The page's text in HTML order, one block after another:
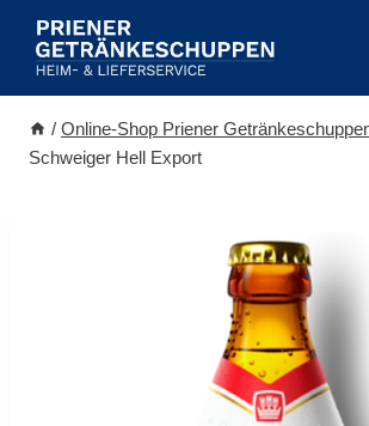
Zum
Inhalt
springen
/ Online-Shop Priener
Schweiger Hell Export